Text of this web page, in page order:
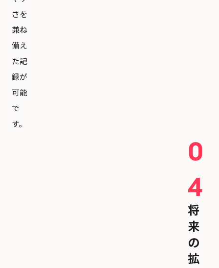
さを
兼ね
備え
た記
録が
可能
で
す。
0
4
将
来
の
拡